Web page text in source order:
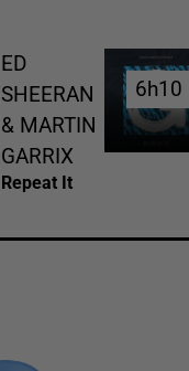
ED
SHEERAN
& MARTIN
GARRIX
Repeat It
6h10
6h10